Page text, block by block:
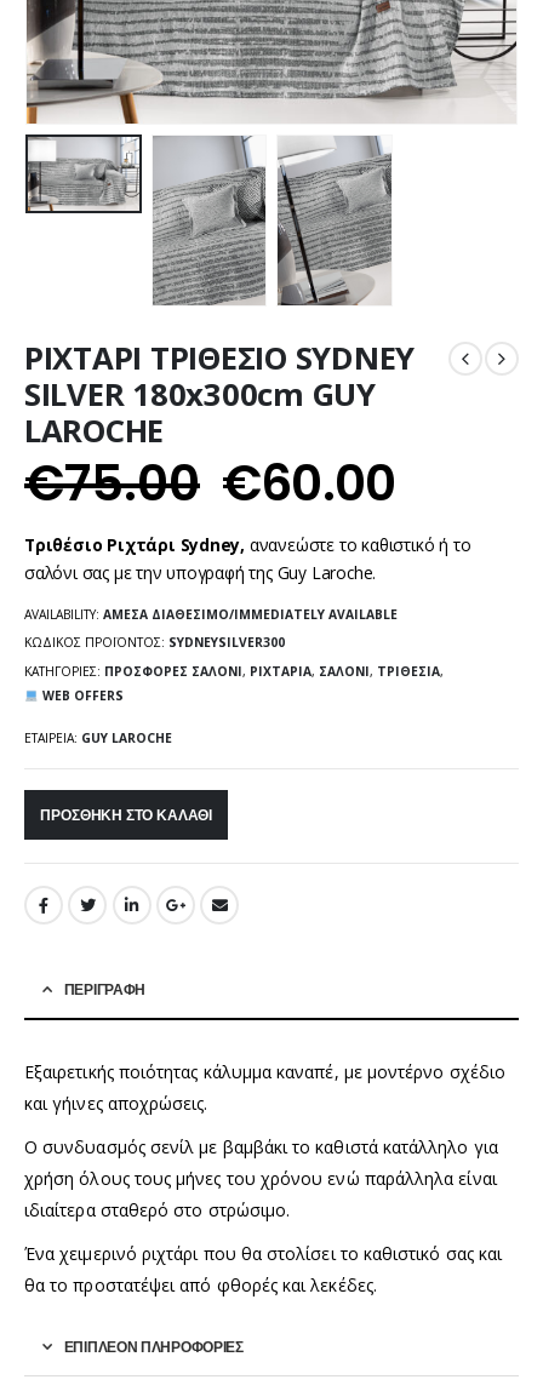
ΡΙΧΤΑΡΙ ΤΡΙΘΕΣΙΟ SYDNEY
SILVER 180x300cm GUY
LAROCHE
€75.00 €60.00
Τριθέσιο Ριχτάρι Sydney, ανανεώστε το καθιστικό ή το
σαλόνι σας με την υπογραφή της Guy Laroche.
AVAILABILITY: ΆΜΕΣΑ ΔΙΑΘΈΣΙΜΟ/IMMEDIATELY AVAILABLE
ΚΩΔΙΚΌΣ ΠΡΟΪΌΝΤΟΣ: SYDNEYSILVER300
ΚΑΤΗΓΟΡΊΕΣ: ΠΡΟΣΦΟΡΈΣ ΣΑΛΌΝΙ, ΡΙΧΤΆΡΙΑ, ΣΑΛΌΝΙ, ΤΡΙΘΈΣΙΑ,
WEB OFFERS
ΕΤΑΙΡΕΊΑ: GUY LAROCHE
ΠΡΟΣΘΉΚΗ ΣΤΟ ΚΑΛΆΘΙ
ΠΕΡΙΓΡΑΦΉ
Εξαιρετικής ποιότητας κάλυμμα καναπέ, με μοντέρνο σχέδιο
και γήινες αποχρώσεις.
Ο συνδυασμός σενίλ με βαμβάκι το καθιστά κατάλληλο για
χρήση όλους τους μήνες του χρόνου ενώ παράλληλα είναι
ιδιαίτερα σταθερό στο στρώσιμο.
Ένα χειμερινό ριχτάρι που θα στολίσει το καθιστικό σας και
θα το προστατέψει από φθορές και λεκέδες.
ΕΠΙΠΛΈΟΝ ΠΛΗΡΟΦΟΡΊΕΣ